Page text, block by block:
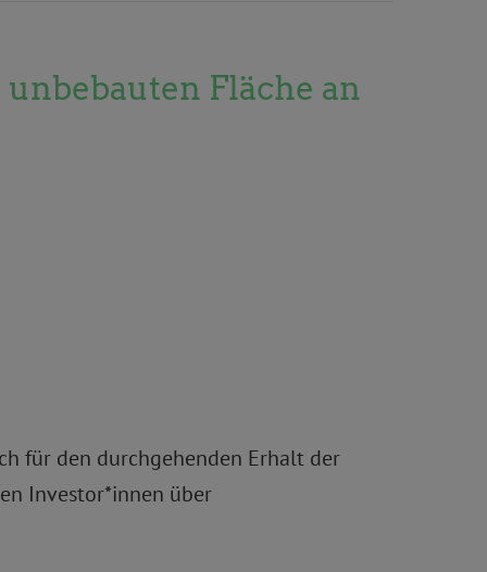
Fläche an
für den durchgehenden Erhalt der
Investor*innen über